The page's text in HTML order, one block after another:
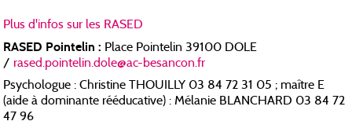
Plus d'infos sur les RASED
RASED Pointelin : Place Pointelin 39100 DOLE
/ rased.pointelin.dole@ac-besancon.fr
Psychologue : Christine THOUILLY 03 84 72 31 05 ; maître E
(aide à dominante rééducative) : Mélanie BLANCHARD 03 84 72
47 96